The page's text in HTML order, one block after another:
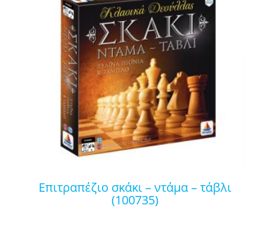
επιτραπέζιο σκάκι – ντάμα – τάβλι
(100735)